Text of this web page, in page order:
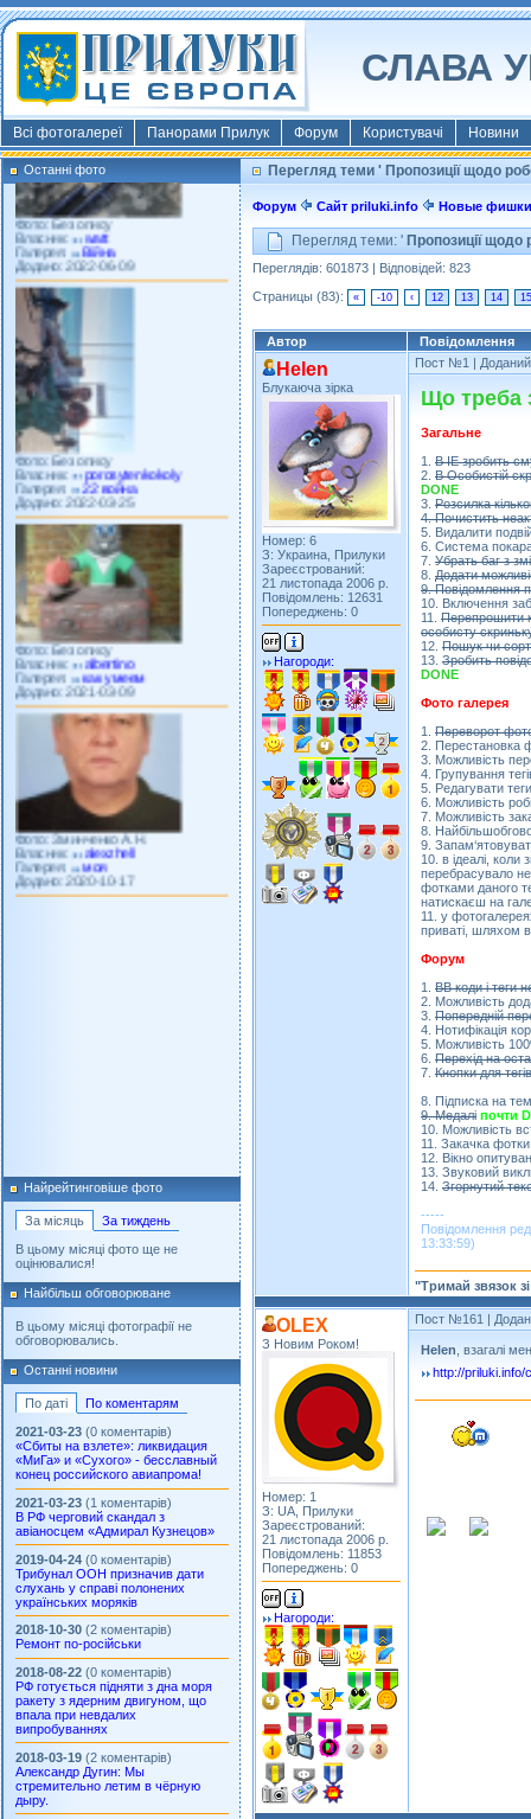
СЛАВА
Всі фотогалереї Панорами Прилук Форум Користувачі Новини
Останні фото
Галерея:
Templates
Додано: 2022-11-13
Фото: Без опису
Власник:
watt
Галерея:
Війна
Додано: 2022-06-09
Фото: Без опису
Власник:
porosytenkokoly
Галерея:
Додано: 2022-03-25
Фото: Без опису
Власник:
albertino
Галерея:
как умеем
Додано: 2021-03-09
Фото: Зминченко А.Н.
Власник:
alexzhell
моя
Додано: 2020-10-17
Найрейтинговіше фото
За місяць
За тиждень
В цьому місяці фото ще не
оцінювалися!
Найбільш обговорюване
В цьому місяці фотографії не
обговорювались.
Останні новини
По даті
По коментарям
2021-03-23 (0 коментарів)
«Сбиты на взлете»: ликвидация
«МиГа» и «Сухого» - бесславный
конец российского авиапрома!
2021-03-23 (1 коментарів)
В РФ черговий скандал з
авіаносцем «Адмирал Кузнецов»
2019-04-24 (0 коментарів)
Трибунал ООН призначив дати
слухань у справі полонених
українських моряків
2018-10-30 (2 коментарів)
Ремонт по-російськи
2018-08-22 (0 коментарів)
РФ готується підняти з дна моря
ракету з ядерним двигуном, що
впала при невдалих
випробуваннях
2018-03-19 (2 коментарів)
Александр Дугин: Мы
стремительно летим в чёрную
дыру.
Перегляд теми ' Пропозиції щодо
Форум Сайт priluki.info Новые фишки
Перегляд теми: ' Пропозиції щодо
Переглядів: 601873 | Відповідей: 823
Страницы (83):
« -10 ‹ 12 13 14 15
Автор Повідомлення
Helen
Блукаюча зірка
Номер: 6
З: Украина, Прилуки
Зареєстрований:
21 листопада 2006 р.
Повідомлень: 12631
Попереджень: 0
Нагороди:
Пост №1 |
Що треба
Загальне
1. В ІЕ зробить
2. В Особистій
DONE
3. Розсилка
4. Почистить
5. Видалити
6. Система
7. Убрать баг з
8. Додати
9. Повідомлення
10. Включення
11. Перепрошити
особисту
12. Пошук чи
13. Зробить
DONE
Фото галерея
1. Переворот
2. Перестановка
3. Можливість
4. Групування
5. Редагувати
6. Можливість
7. Можливість
8.
9.
10. в ідеалі,
перебрасувало не
фотками даного
натискаєш на
11. у
приваті, шляхом
Форум
1. ВВ коди і теги
2. Можливість
3. Попередній
4. Нотифікація
5. Можливість
6. Перехід на
7. Кнопки для
8. Підписка на
9. Медалі почти
10. Можливість
11. Закачка
12. Вікно
13. Звуковий
14. Згорнутий
-----
Повідомлення
13:33:59)
"Тримай звязок
OLEX
З Новим Роком!
Номер: 1
З: UA, Прилуки
Зареєстрований:
21 листопада 2006 р.
Повідомлень: 11853
Попереджень: 0
Нагороди:
Пост №161 |
Helen , взагалі
http://priluki.info/